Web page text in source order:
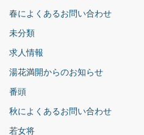
春によくあるお問い合わせ
未分類
求人情報
湯花満開からのお知らせ
番頭
秋によくあるお問い合わせ
若女将